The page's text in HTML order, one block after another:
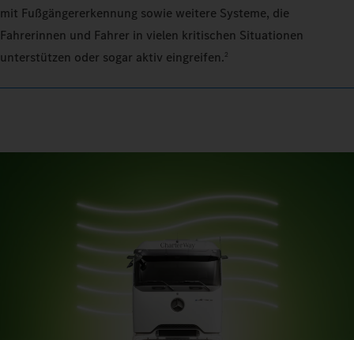
mit Fußgängererkennung sowie weitere Systeme, die
Fahrerinnen und Fahrer in vielen kritischen Situationen
unterstützen oder sogar aktiv eingreifen.2